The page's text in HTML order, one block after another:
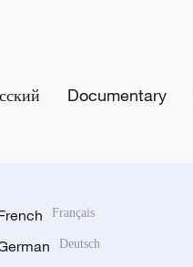
Documentary
Français
Deutsch